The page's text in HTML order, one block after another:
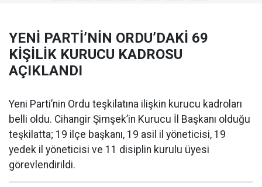
YENİ PARTİ’NİN ORDU’DAKİ 69
KİŞİLİK KURUCU KADROSU
AÇIKLANDI
Yeni Parti’nin Ordu teşkilatına ilişkin kurucu kadroları
belli oldu. Cihangir Şimşek’in Kurucu İl Başkanı olduğu
teşkilatta; 19 ilçe başkanı, 19 asil il yöneticisi, 19
yedek il yöneticisi ve 11 disiplin kurulu üyesi
görevlendirildi.